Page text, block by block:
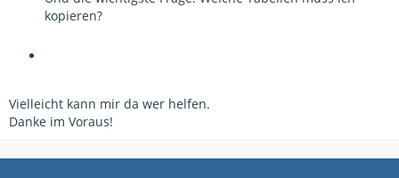
kopieren?
Vielleicht kann mir da wer helfen.
Danke im Voraus!